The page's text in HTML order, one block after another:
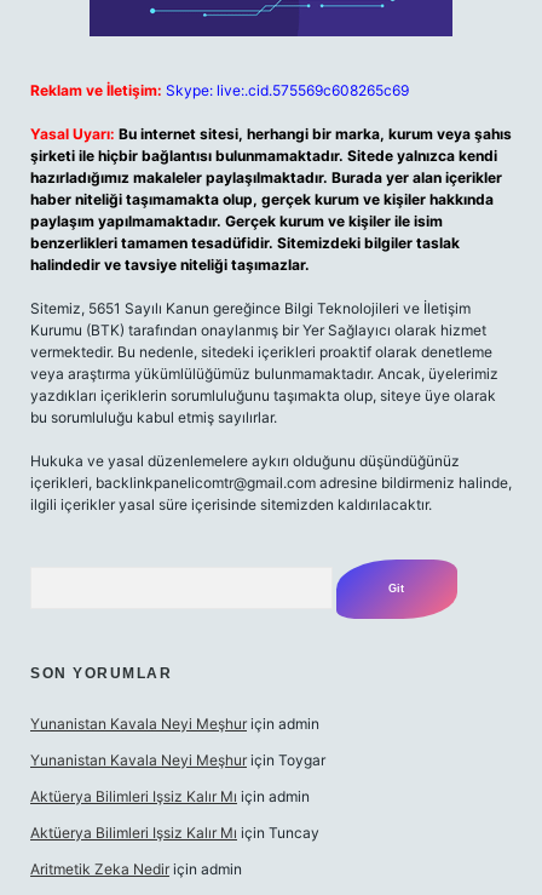
Reklam ve İletişim: Skype: live:.cid.575569c608265c69
Yasal Uyarı: Bu internet sitesi, herhangi bir marka, kurum veya şahıs
şirketi ile hiçbir bağlantısı bulunmamaktadır. Sitede yalnızca kendi
hazırladığımız makaleler paylaşılmaktadır. Burada yer alan içerikler
haber niteliği taşımamakta olup, gerçek kurum ve kişiler hakkında
paylaşım yapılmamaktadır. Gerçek kurum ve kişiler ile isim
benzerlikleri tamamen tesadüfidir. Sitemizdeki bilgiler taslak
halindedir ve tavsiye niteliği taşımazlar.
Sitemiz, 5651 Sayılı Kanun gereğince Bilgi Teknolojileri ve İletişim
Kurumu (BTK) tarafından onaylanmış bir Yer Sağlayıcı olarak hizmet
vermektedir. Bu nedenle, sitedeki içerikleri proaktif olarak denetleme
veya araştırma yükümlülüğümüz bulunmamaktadır. Ancak, üyelerimiz
yazdıkları içeriklerin sorumluluğunu taşımakta olup, siteye üye olarak
bu sorumluluğu kabul etmiş sayılırlar.
Hukuka ve yasal düzenlemelere aykırı olduğunu düşündüğünüz
içerikleri, backlinkpanelicomtr@gmail.com adresine bildirmeniz halinde,
ilgili içerikler yasal süre içerisinde sitemizden kaldırılacaktır.
SON YORUMLAR
Yunanistan Kavala Neyi Meşhur için admin
Yunanistan Kavala Neyi Meşhur için Toygar
Aktüerya Bilimleri Işsiz Kalır Mı için admin
Aktüerya Bilimleri Işsiz Kalır Mı için Tuncay
Aritmetik Zeka Nedir için admin